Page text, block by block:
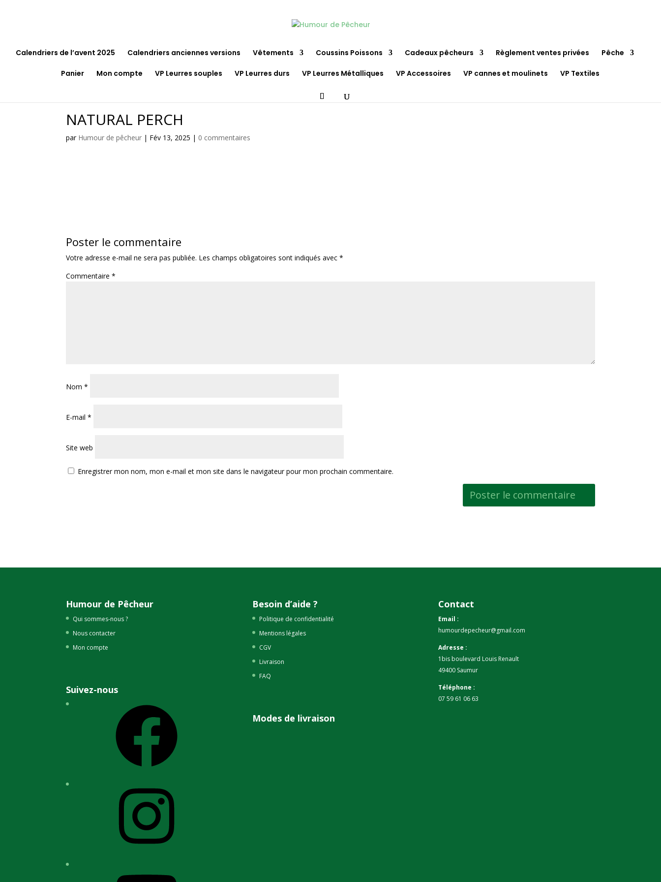
Calendriers de l’avent 2025 Calendriers anciennes versions Vêtements Coussins Poissons Cadeaux pêcheurs Règlement ventes privées Pêche
Panier Mon compte VP Leurres souples VP Leurres durs VP Leurres Métalliques VP Accessoires VP cannes et moulinets VP Textiles
NATURAL PERCH
par Humour de pêcheur | Fév 13, 2025 | 0 commentaires
Poster le commentaire
Votre adresse e-mail ne sera pas publiée. Les champs obligatoires sont indiqués avec*
Commentaire*
Nom*
E-mail*
Site web
Enregistrer mon nom, mon e-mail et mon site dans le navigateur pour mon prochain commentaire.
Humour de Pêcheur
Qui sommes-nous ?
Nous contacter
Mon compte
Suivez-nous
Besoin d’aide ?
Politique de confidentialité
Mentions légales
CGV
Livraison
FAQ
Modes de livraison
Contact
Email :
humourdepecheur@gmail.com
Adresse :
1bis boulevard Louis Renault
49400 Saumur
Téléphone :
07 59 61 06 63